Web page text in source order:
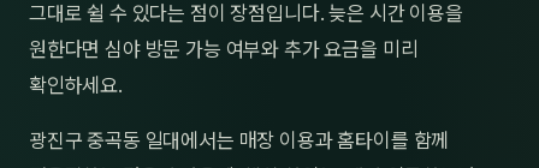
그대로 쉴 수 있다는 점이 장점입니다. 늦은 시간 이용을
원한다면 심야 방문 가능 여부와 추가 요금을 미리
확인하세요.
광진구 중곡동 일대에서는 매장 이용과 홈타이를 함께